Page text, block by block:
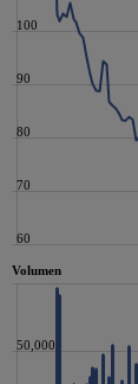
60
70
80
90
100
Volumen
50,000